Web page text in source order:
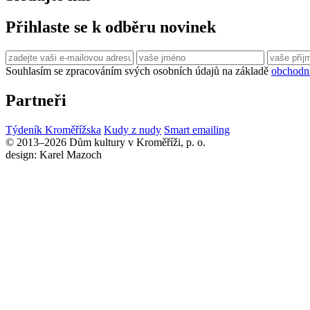
Přihlaste se k odběru novinek
Souhlasím se zpracováním svých osobních údajů na základě
Partneři
Týdeník Kroměřížska Kudy z nudy Smart emailing
© 2013–2026 Dům kultury v Kroměříži, p. o.
design: Karel Mazoch